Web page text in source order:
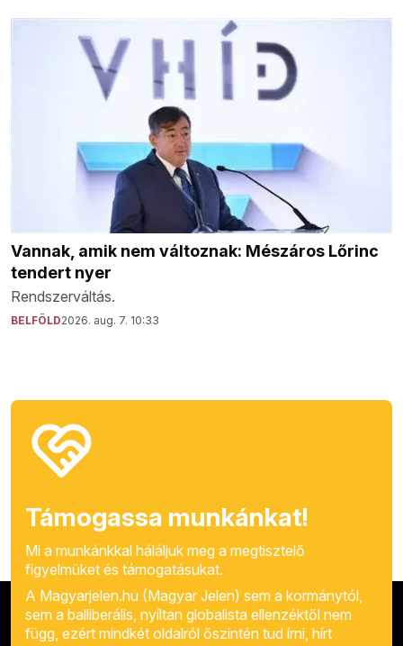
Vannak, amik nem változnak: Mészáros Lőrinc
tendert nyer
Rendszerváltás.
BELFÖLD2026. aug. 7. 10:33
Támogassa munkánkat!
Mi a munkánkkal háláljuk meg a megtisztelő
figyelmüket és támogatásukat.
A Magyarjelen.hu (Magyar Jelen) sem a kormánytól,
sem a balliberális, nyíltan globalista ellenzéktől nem
függ, ezért mindkét oldalról őszintén tud írni, hírt